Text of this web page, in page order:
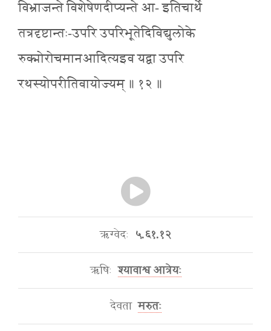
विभ्राजन्ते विशेषेणदीप्यन्ते आ- इतिचार्थे
तत्रदृष्टान्तः-उपरि उपरिभूतेदिविद्युलोके
रुक्मोरोचमानआदित्यइव यद्वा उपरि
रथस्योपरीतिवायोज्यम् ॥ १२ ॥
ऋग्वेदः ५.६१.१२
ऋषिः श्यावाश्व आत्रेयः
देवता मरुतः